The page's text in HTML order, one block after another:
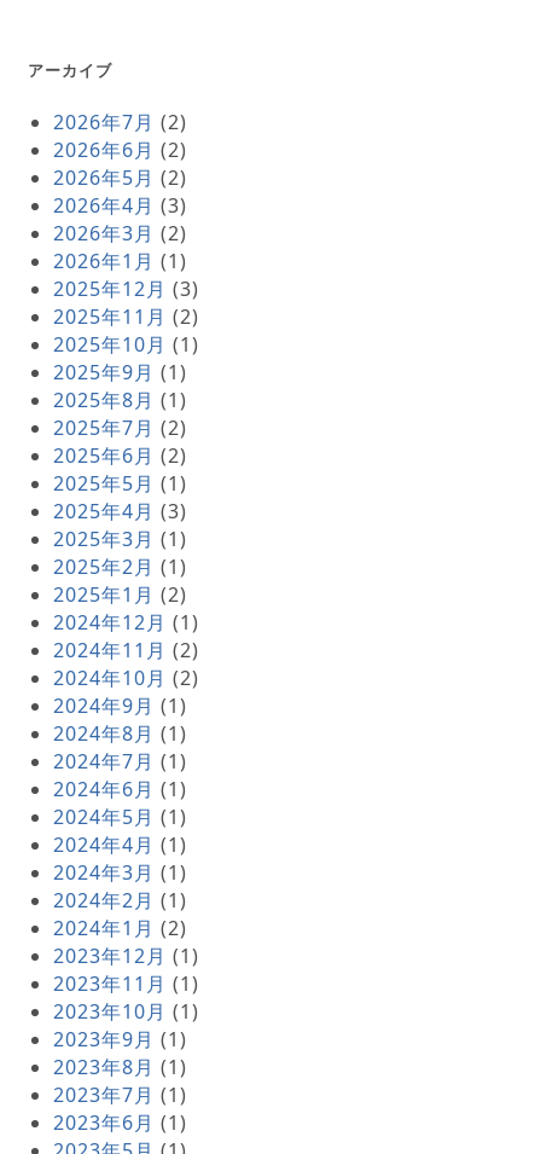
アーカイブ
2026年7月 (2)
2026年6月 (2)
2026年5月 (2)
2026年4月 (3)
2026年3月 (2)
2026年1月 (1)
2025年12月 (3)
2025年11月 (2)
2025年10月 (1)
2025年9月 (1)
2025年8月 (1)
2025年7月 (2)
2025年6月 (2)
2025年5月 (1)
2025年4月 (3)
2025年3月 (1)
2025年2月 (1)
2025年1月 (2)
2024年12月 (1)
2024年11月 (2)
2024年10月 (2)
2024年9月 (1)
2024年8月 (1)
2024年7月 (1)
2024年6月 (1)
2024年5月 (1)
2024年4月 (1)
2024年3月 (1)
2024年2月 (1)
2024年1月 (2)
2023年12月 (1)
2023年11月 (1)
2023年10月 (1)
2023年9月 (1)
2023年8月 (1)
2023年7月 (1)
2023年6月 (1)